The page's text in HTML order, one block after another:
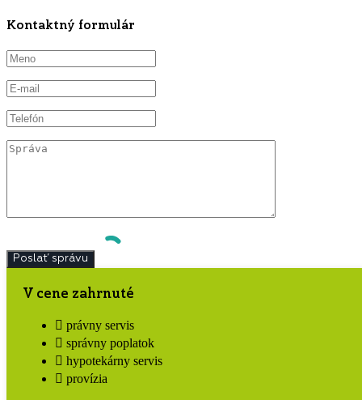
Kontaktný formulár
V cene zahrnuté
právny servis
správny poplatok
hypotekárny servis
provízia